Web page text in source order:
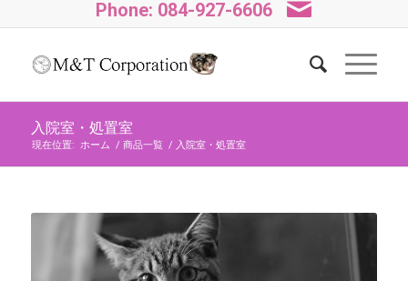
Phone: 084-927-6606
入院室・処置室
現在位置: ホーム / 商品一覧 / 入院室・処置室